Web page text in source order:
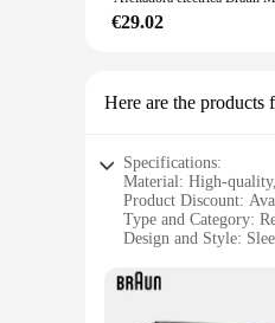
€29.02
Here are the products
Specifications:
Material: High-
Product Discount:
Type and Category:
Design and Style:
Performance and
Parts and